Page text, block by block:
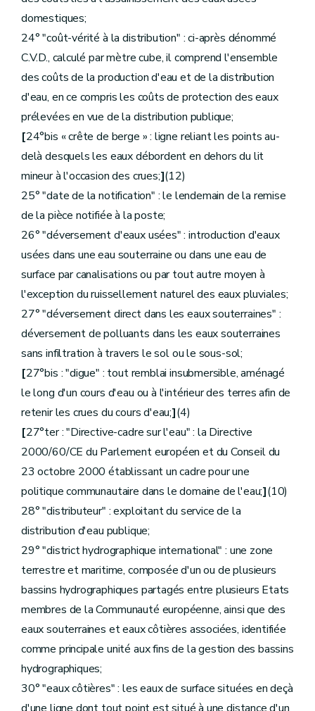
domestiques;
24° "coût-vérité à la distribution" : ci-après dénommé
C.V.D., calculé par mètre cube, il comprend l'ensemble
des coûts de la production d'eau et de la distribution
d'eau, en ce compris les coûts de protection des eaux
prélevées en vue de la distribution publique;
[24°bis « crête de berge » : ligne reliant les points au-
delà desquels les eaux débordent en dehors du lit
mineur à l'occasion des crues;](12)
25° "date de la notification" : le lendemain de la remise
de la pièce notifiée à la poste;
26° "déversement d'eaux usées" : introduction d'eaux
usées dans une eau souterraine ou dans une eau de
surface par canalisations ou par tout autre moyen à
l'exception du ruissellement naturel des eaux pluviales;
27° "déversement direct dans les eaux souterraines" :
déversement de polluants dans les eaux souterraines
sans infiltration à travers le sol ou le sous-sol;
[27°bis : "digue" : tout remblai insubmersible, aménagé
le long d'un cours d'eau ou à l'intérieur des terres afin de
retenir les crues du cours d'eau;](4)
[27°ter : "Directive-cadre sur l'eau" : la Directive
2000/60/CE du Parlement européen et du Conseil du
23 octobre 2000 établissant un cadre pour une
politique communautaire dans le domaine de l'eau;](10)
28° "distributeur" : exploitant du service de la
distribution d'eau publique;
29° "district hydrographique international" : une zone
terrestre et maritime, composée d'un ou de plusieurs
bassins hydrographiques partagés entre plusieurs Etats
membres de la Communauté européenne, ainsi que des
eaux souterraines et eaux côtières associées, identifiée
comme principale unité aux fins de la gestion des bassins
hydrographiques;
30° "eaux côtières" : les eaux de surface situées en deçà